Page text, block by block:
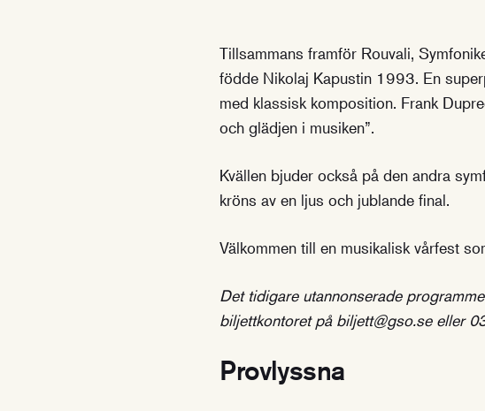
Tillsammans framför Rouvali,
födde Nikolaj Kapustin 1993. En
med klassisk komposition. Frank
och glädjen i musiken”.
Kvällen bjuder också på den andra
kröns av en ljus och jublande final.
Välkommen till en musikalisk vårfest
Det tidigare utannonserade
biljettkontoret på biljett@gso.se eller
Provlyssna